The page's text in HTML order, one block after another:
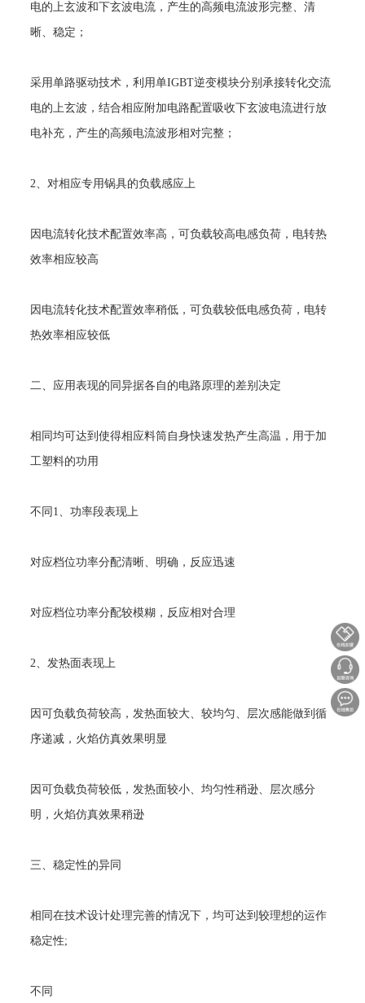
电的上玄波和下玄波电流，产生的高频电流波形完整、清
晰、稳定；
采用单路驱动技术，利用单IGBT逆变模块分别承接转化交流
电的上玄波，结合相应附加电路配置吸收下玄波电流进行放
电补充，产生的高频电流波形相对完整；
2、对相应专用锅具的负载感应上
因电流转化技术配置效率高，可负载较高电感负荷，电转热
效率相应较高
因电流转化技术配置效率稍低，可负载较低电感负荷，电转
热效率相应较低
二、应用表现的同异据各自的电路原理的差别决定
相同均可达到使得相应料筒自身快速发热产生高温，用于加
工塑料的功用
不同 1、功率段表现上
对应档位功率分配清晰、明确，反应迅速
对应档位功率分配较模糊，反应相对合理
2、发热面表现上
因可负载负荷较高，发热面较大、较均匀、层次感能做到循
序递减，火焰仿真效果明显
因可负载负荷较低，发热面较小、均匀性稍逊、层次感分
明，火焰仿真效果稍逊
三、稳定性的异同
相同在技术设计处理完善的情况下，均可达到较理想的运作
稳定性;
不同